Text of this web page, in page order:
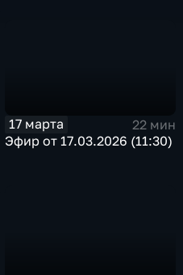
17 марта
22 мин
Эфир от 17.03.2026 (11:30)